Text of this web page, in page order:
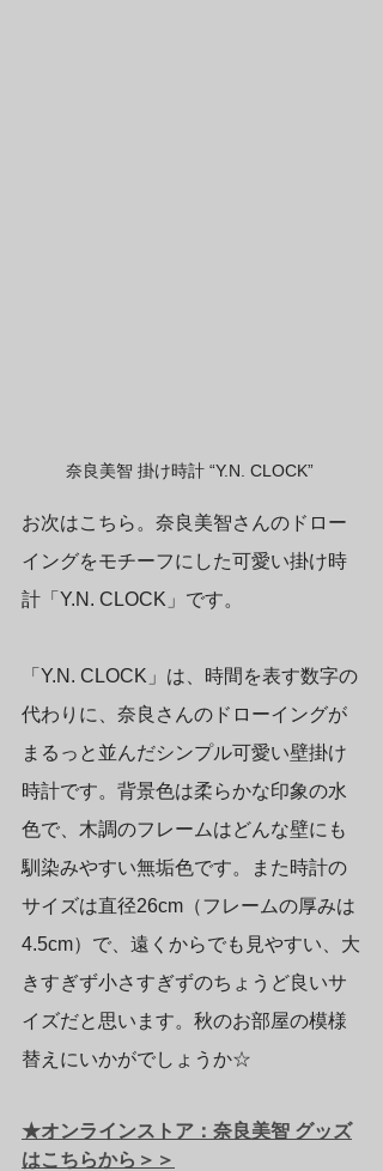
奈良美智 掛け時計 “Y.N. CLOCK”
お次はこちら。奈良美智さんのドロー
イングをモチーフにした可愛い掛け時
計「Y.N. CLOCK」です。
「Y.N. CLOCK」は、時間を表す数字の
代わりに、奈良さんのドローイングが
まるっと並んだシンプル可愛い壁掛け
時計です。背景色は柔らかな印象の水
色で、木調のフレームはどんな壁にも
馴染みやすい無垢色です。また時計の
サイズは直径26cm（フレームの厚みは
4.5cm）で、遠くからでも見やすい、大
きすぎず小さすぎずのちょうど良いサ
イズだと思います。秋のお部屋の模様
替えにいかがでしょうか☆
★オンラインストア：奈良美智 グッズ
はこちらから＞＞